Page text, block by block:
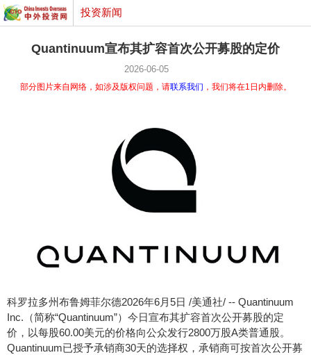
投资新闻
Quantinuum宣布其扩容首次公开募股的定价
2026-06-05
部分图片来自网络，如涉及版权问题，请联系我们 ，我们将在1日内删除。
科罗拉多州布鲁姆菲尔德2026年6月5日 /美通社/ -- Quantinuum
Inc.（简称“Quantinuum”）今日宣布其扩容首次公开募股的定
价，以每股60.00美元的价格向公众发行2800万股A类普通股。
Quantinuum已授予承销商30天的选择权，承销商可按首次公开募